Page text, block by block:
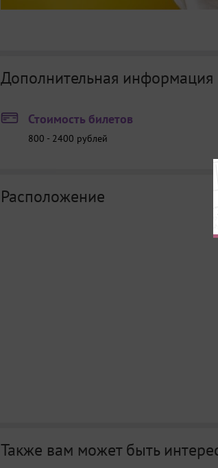
Дополнительная информация
Стоимость билетов
800 - 2400 рублей
Расположение
Также вам может быть